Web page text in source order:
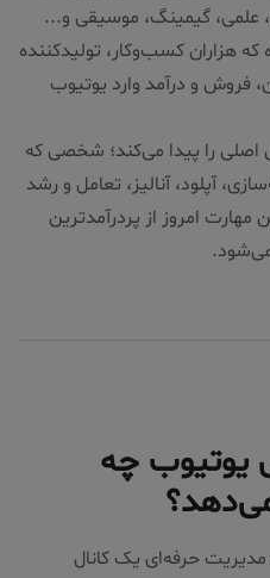
علمی، گیمینگ، موسیقی و...
کسب‌وکار، تولیدکننده
فروش و درآمد وارد یوتیوب
را پیدا می‌کند؛ شخصی که
آپلود، آنالیز، تعامل و رشد
امروز از پردرآمدترین
یوتیوب چه
مدیریت حرفه‌ای یک کانال